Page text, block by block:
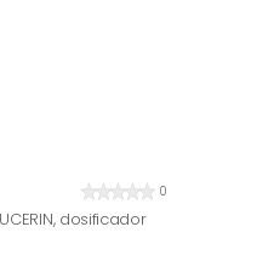
0
dosificador